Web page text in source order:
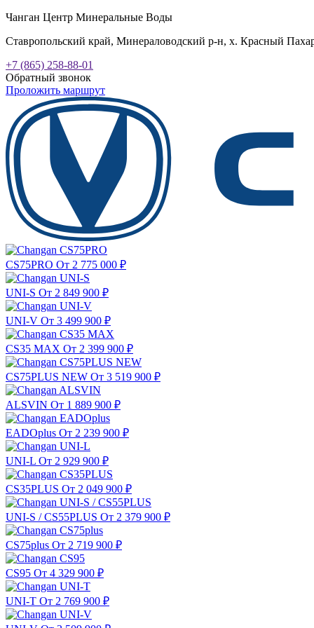
Чанган Центр Минеральные Воды
Ставропольский край, Минераловодский р-н, х. Красный
+7 (865) 258-88-01
Обратный звонок
Проложить маршрут
CS75PRO От 2 775 000 ₽
UNI-S От 2 849 900 ₽
UNI-V От 3 499 900 ₽
CS35 MAX От 2 399 900 ₽
CS75PLUS NEW От 3 519 900 ₽
ALSVIN От 1 889 900 ₽
EADOplus От 2 239 900 ₽
UNI-L От 2 929 900 ₽
CS35PLUS От 2 049 900 ₽
UNI-S / CS55PLUS От 2 379 900 ₽
CS75plus От 2 719 900 ₽
CS95 От 4 329 900 ₽
UNI-T От 2 769 900 ₽